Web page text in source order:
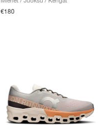
€180